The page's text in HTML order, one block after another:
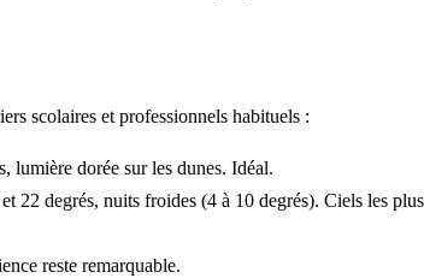
scolaires et professionnels habituels :
lumière dorée sur les dunes. Idéal.
22 degrés, nuits froides (4 à 10 degrés). Ciels les
reste remarquable.